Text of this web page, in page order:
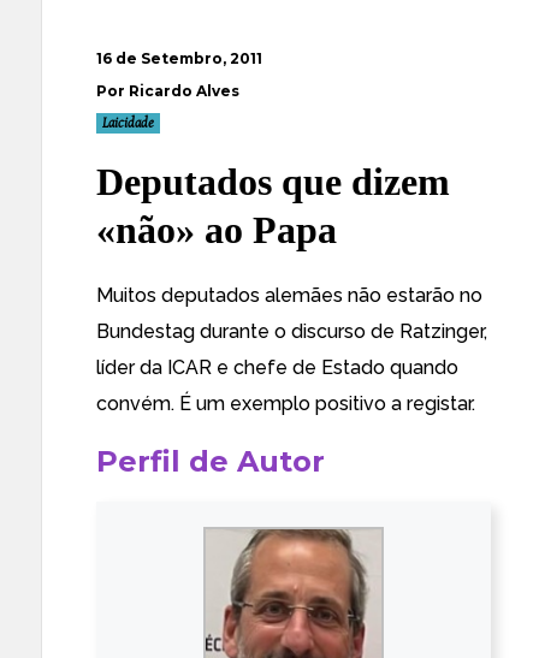
16 de Setembro, 2011
Por Ricardo Alves
Laicidade
Deputados que dizem
«não» ao Papa
Muitos deputados alemães não estarão no
Bundestag durante o discurso de Ratzinger,
líder da ICAR e chefe de Estado quando
convém. É um exemplo positivo a registar.
Perfil de Autor